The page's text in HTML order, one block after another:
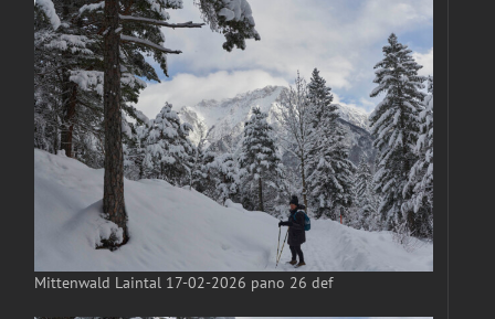
Mittenwald Laintal 17-02-2026 pano 26 def